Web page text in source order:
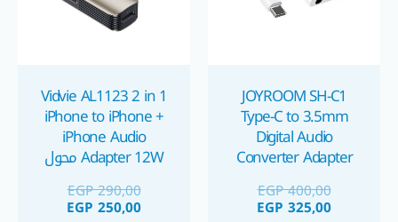
JOYROOM SH-C1
Type-C to 3.5mm
Digital Audio
Converter Adapter
EGP400,00
EGP 325,00
Vidvie AL1123 2 in 1
iPhone to iPhone +
iPhone Audio
Adapter 12W محول
EGP290,00
EGP 250,00